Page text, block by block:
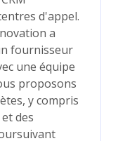
d'appel.
a
fournisseur
une équipe
proposons
y compris
des